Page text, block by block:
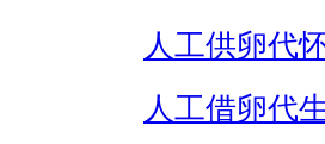
人工供卵代
人工借卵代